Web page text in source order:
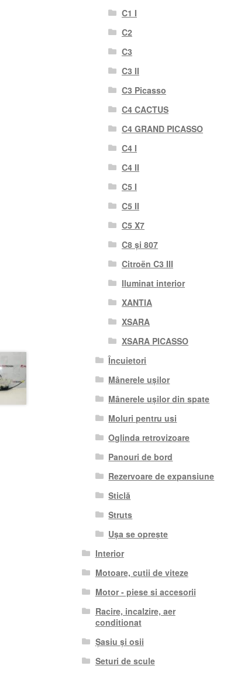
C1 I
C2
C3
C3 II
C3 Picasso
C4 CACTUS
C4 GRAND PICASSO
C4 I
C4 II
C5 I
C5 II
C5 X7
C8 și 807
Citroën C3 III
Iluminat interior
XANTIA
XSARA
XSARA PICASSO
Încuietori
Mânerele ușilor
Mânerele ușilor din spate
Moluri pentru usi
Oglinda retrovizoare
Panouri de bord
Rezervoare de expansiune
Sticlă
Struts
Ușa se oprește
Interior
Motoare, cutii de viteze
Motor - piese si accesorii
Racire, incalzire, aer
conditionat
Șasiu și osii
Seturi de scule